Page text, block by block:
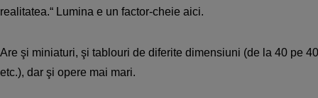
realitatea.“ Lumina e un factor-cheie aici.
Are şi miniaturi, şi tablouri de diferite dimensiuni (de la 40 pe
etc.), dar şi opere mai mari.